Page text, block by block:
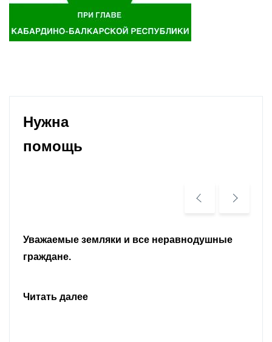
Нужна
помощь
Уважаемые земляки и все неравнодушные
граждане.
Читать далее